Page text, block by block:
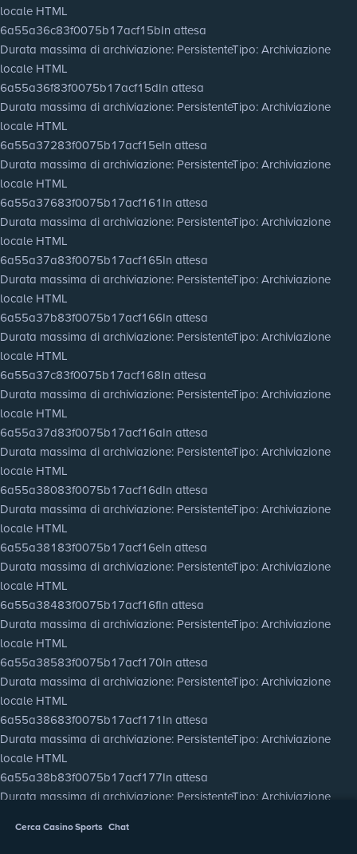
locale HTML
6a55a36c83f0075b17acf15bIn attesa
Durata massima di archiviazione: PersistenteTipo: Archiviazione
locale HTML
6a55a36f83f0075b17acf15dIn attesa
Durata massima di archiviazione: PersistenteTipo: Archiviazione
locale HTML
6a55a37283f0075b17acf15eIn attesa
Durata massima di archiviazione: PersistenteTipo: Archiviazione
locale HTML
6a55a37683f0075b17acf161In attesa
Durata massima di archiviazione: PersistenteTipo: Archiviazione
locale HTML
6a55a37a83f0075b17acf165In attesa
Durata massima di archiviazione: PersistenteTipo: Archiviazione
locale HTML
6a55a37b83f0075b17acf166In attesa
Durata massima di archiviazione: PersistenteTipo: Archiviazione
locale HTML
6a55a37c83f0075b17acf168In attesa
Durata massima di archiviazione: PersistenteTipo: Archiviazione
locale HTML
6a55a37d83f0075b17acf16aIn attesa
Durata massima di archiviazione: PersistenteTipo: Archiviazione
locale HTML
6a55a38083f0075b17acf16dIn attesa
Durata massima di archiviazione: PersistenteTipo: Archiviazione
locale HTML
6a55a38183f0075b17acf16eIn attesa
Durata massima di archiviazione: PersistenteTipo: Archiviazione
locale HTML
6a55a38483f0075b17acf16fIn attesa
Durata massima di archiviazione: PersistenteTipo: Archiviazione
locale HTML
6a55a38583f0075b17acf170In attesa
Durata massima di archiviazione: PersistenteTipo: Archiviazione
locale HTML
6a55a38683f0075b17acf171In attesa
Durata massima di archiviazione: PersistenteTipo: Archiviazione
locale HTML
6a55a38b83f0075b17acf177In attesa
Durata massima di archiviazione: PersistenteTipo: Archiviazione
6a55a38d83f0075b17acf178
CercaCasinoSports Chat